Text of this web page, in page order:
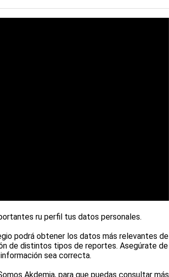
ru perfil tus datos personales.
podrá obtener los datos más relevantes del
de distintos tipos de reportes. Asegúrate de
sea correcta.
Akdemia, para que puedas consultar más